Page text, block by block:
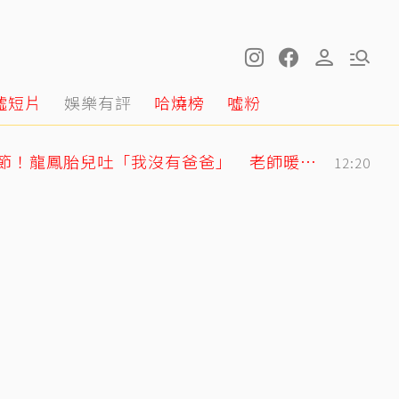
短片 娛樂有評 哈燒榜 噓粉
明金成走後第4個父親節！龍鳳胎兒吐「我沒有爸爸」 老師暖回一句話全網鼻酸 12:20